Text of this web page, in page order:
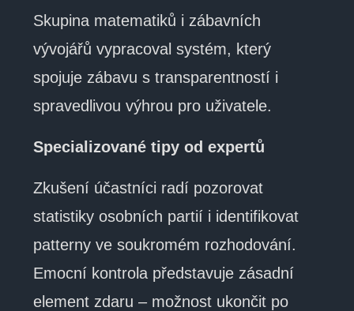
Skupina matematiků i zábavních
vývojářů vypracoval systém, který
spojuje zábavu s transparentností i
spravedlivou výhrou pro uživatele.
Specializované tipy od expertů
Zkušení účastníci radí pozorovat
statistiky osobních partií i identifikovat
patterny ve soukromém rozhodování.
Emocní kontrola představuje zásadní
element zdaru – možnost ukončit po